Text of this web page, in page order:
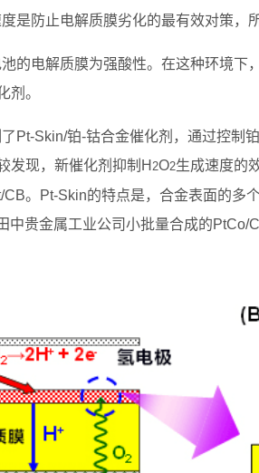
防止电解质膜劣化的最有效对策，
的电解质膜为强酸性。在这种环境
剂。
Pt-Skin/铂‐钴合金催化剂，通过控制
发现，新催化剂抑制H 2O2生成速度的
。Pt-Skin的特点是，合金表面的多
中贵金属工业公司小批量合成的